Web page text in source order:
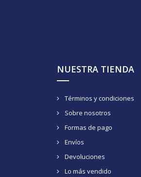
NUESTRA TIENDA
Términos y condiciones
Sobre nosotros
Formas de pago
Envíos
Devoluciones
Lo más vendido